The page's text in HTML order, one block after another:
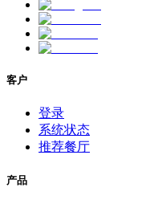
客户
登录
系统状态
推荐餐厅
产品